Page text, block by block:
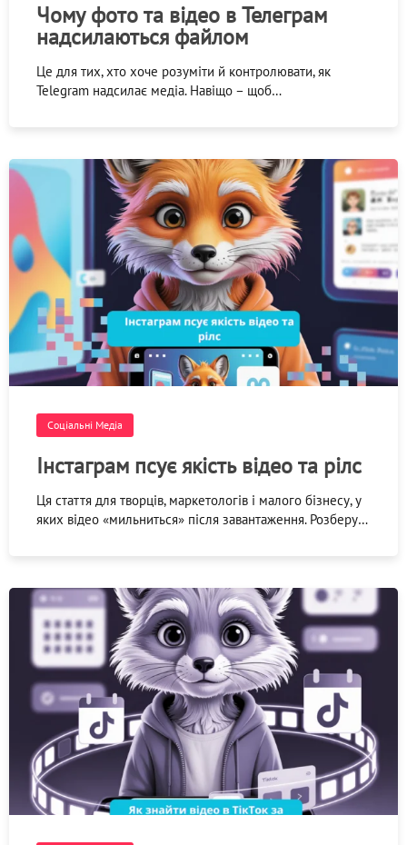
Чому фото та відео в Телеграм
надсилаються файлом
Це для тих, хто хоче розуміти й контролювати, як
Telegram надсилає медіа. Навіщо – щоб…
Соціальні Медіа
Інстаграм псує якість відео та рілс
Ця стаття для творців, маркетологів і малого бізнесу, у
яких відео «мильниться» після завантаження. Розберу…